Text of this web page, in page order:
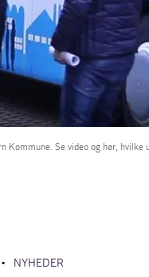
Se video og hør, hvilke
• NYHEDER